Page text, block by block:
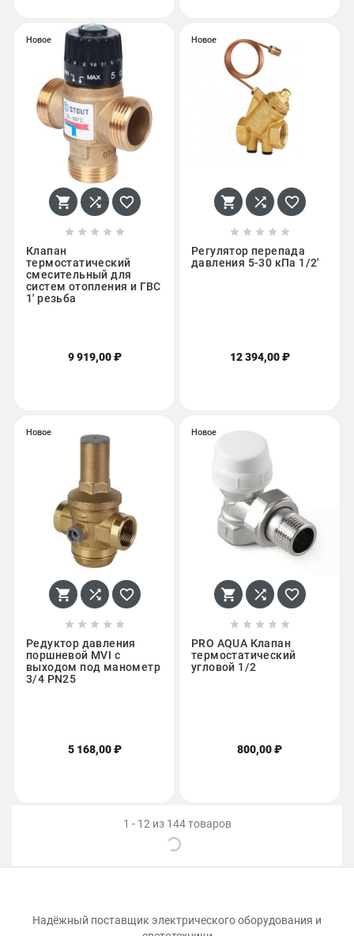
Новое
  
    
Клапан
термостатический
смесительный для
сиcтем отопления и ГВС
1' резьба
9 919,00 ₽
Новое
  
    
Регулятор перепада
давления 5-30 кПа 1/2'
12 394,00 ₽
Новое
  
    
Редуктор давления
поршневой MVI с
выходом под манометр
3/4 PN25
5 168,00 ₽
Новое
  
    
PRO AQUA Клапан
термостатический
угловой 1/2
800,00 ₽
1 - 12 из 144 товаров
Надёжный поставщик электрического оборудования и